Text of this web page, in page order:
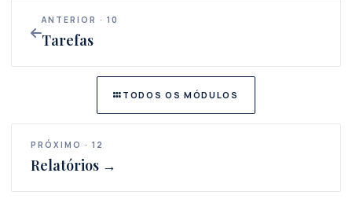
ANTERIOR · 10
Tarefas
TODOS OS MÓDULOS
PRÓXIMO · 12
Relatórios →